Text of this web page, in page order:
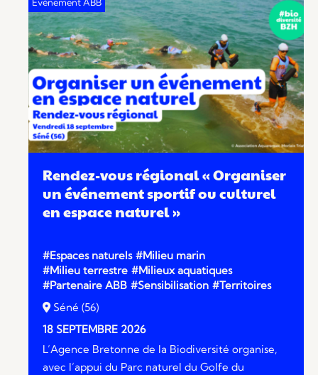
Rendez-vous régional « Organiser
un événement sportif ou culturel
en espace naturel »
#Espaces naturels #Milieu marin
#Milieu terrestre #Milieux aquatiques
#Partenaire ABB #Sensibilisation #Territoires
Séné (56)
18 SEPTEMBRE 2026
L’Agence Bretonne de la Biodiversité organise,
avec l’appui du Parc naturel du Golfe du